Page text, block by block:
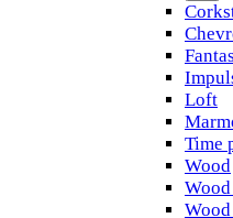
Loft
Time
Wood